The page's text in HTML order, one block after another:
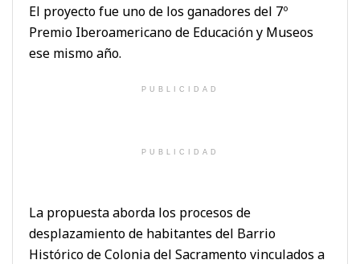
El proyecto fue uno de los ganadores del 7º
Premio Iberoamericano de Educación y Museos
ese mismo año.
PUBLICIDAD
PUBLICIDAD
La propuesta aborda los procesos de
desplazamiento de habitantes del Barrio
Histórico de Colonia del Sacramento vinculados a